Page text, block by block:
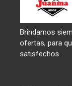
Brindamos
ofertas, para
satisfechos.